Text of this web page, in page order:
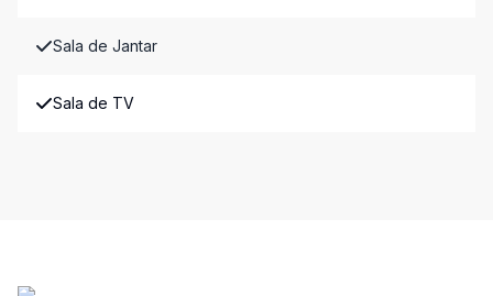
Sala de Jantar
Sala de TV